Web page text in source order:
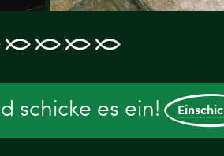
schicke es ein!